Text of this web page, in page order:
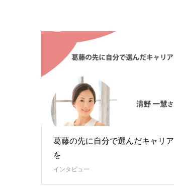
葛藤の先に自分で選んだキャリア
を
インタビュー